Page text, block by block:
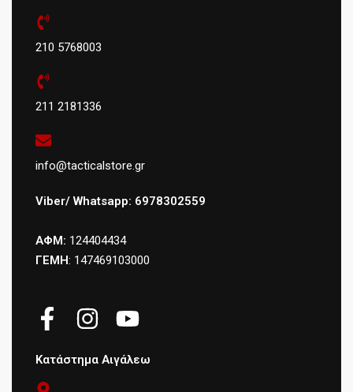
210 5768003
211 2181336
info@tacticalstore.gr
Viber/ Whatsapp: 6978302559
ΑΦΜ: 124404434
ΓΕΜΗ: 147469103000
Κατάστημα Αιγάλεω